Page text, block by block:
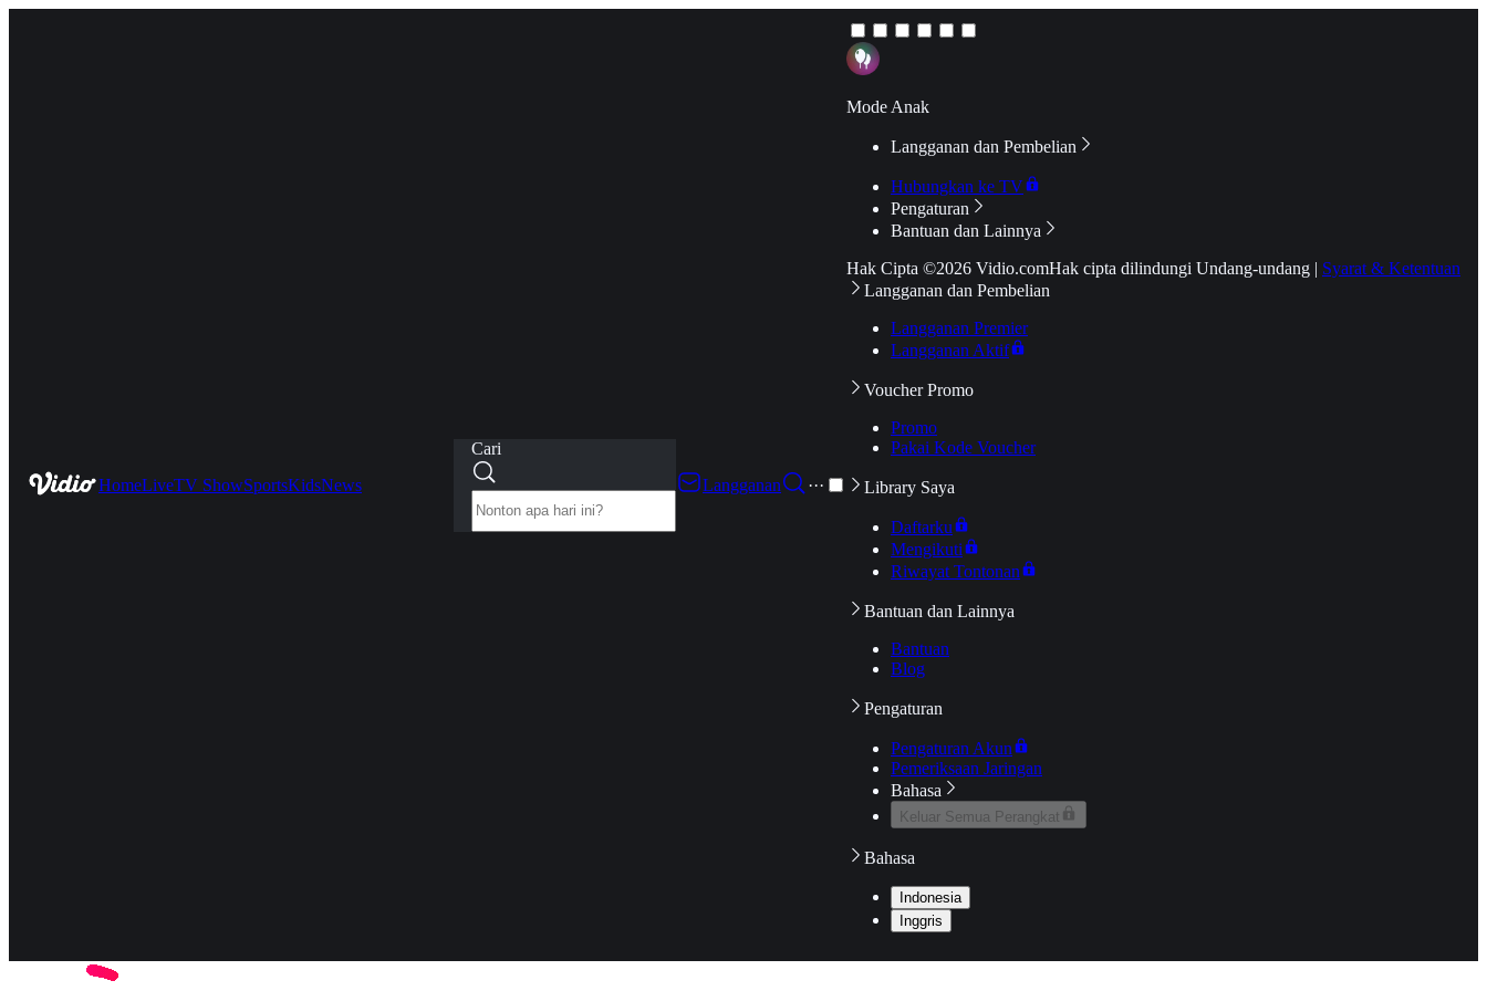
HomeLiveTV ShowSportsKidsNews
Cari
Langganan
···
Mode Anak
Langganan dan Pembelian
Hubungkan ke TV
Pengaturan
Bantuan dan Lainnya
Hak Cipta ©2026 Vidio.comHak cipta dilindungi Undang-undang | Syarat & Ketentuan
Langganan dan Pembelian
Langganan Premier
Langganan Aktif
Voucher Promo
Promo
Pakai Kode Voucher
Library Saya
Daftarku
Mengikuti
Riwayat Tontonan
Bantuan dan Lainnya
Bantuan
Blog
Pengaturan
Pengaturan Akun
Pemeriksaan Jaringan
Bahasa
Keluar Semua Perangkat
Bahasa
Indonesia
Inggris